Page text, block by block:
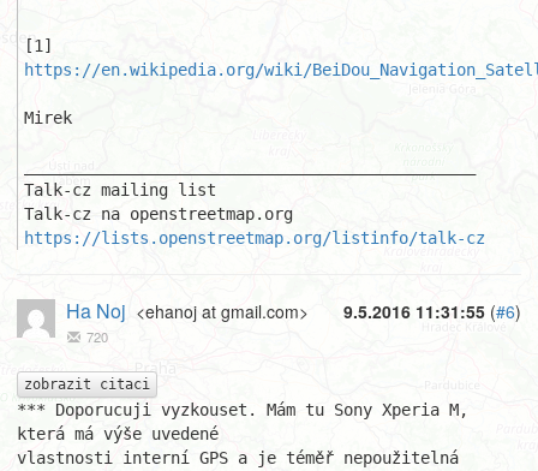
https://en.wikipedia.org/wiki/
Mirek
Talk-cz mailing list
https://lists.openstreetmap.org/listinfo/talk-cz
9.5.2016 11:31:55 (#6)
Ha Noj <ehanoj at gmail.com>
720
zobrazit citaci
*** Doporucuji vyzkouset. Mám tu Sony Xperia M,
která má výše uvedené
vlastnosti interní GPS a je téměř nepoužitelná